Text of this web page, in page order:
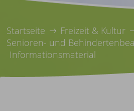
Startseite Freizeit & Kultur
Senioren- und
Informationsmaterial